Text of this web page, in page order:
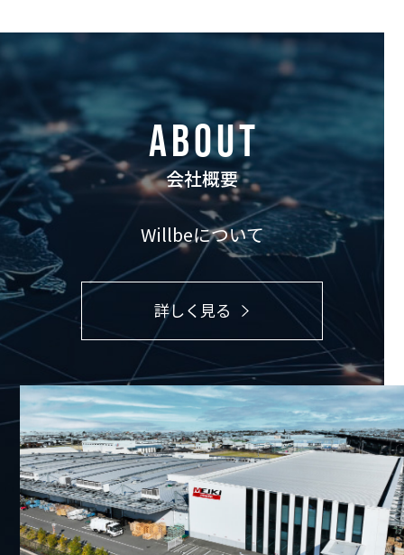
ABOUT
会社概要
Willbeについて
詳しく見る